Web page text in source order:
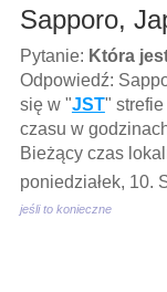
Sapporo,
Pytanie: Która
Odpowiedź:
się w "JST"
czasu w
Bieżący czas
poniedziałek, 10.
jeśli to konieczne